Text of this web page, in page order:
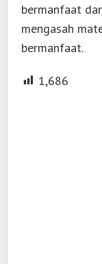
bermanfaat
mengasah
bermanfaat.
1,686